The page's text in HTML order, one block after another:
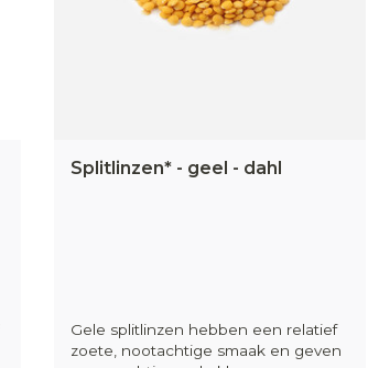
Splitlinzen* - geel - dahl
Gele splitlinzen hebben een relatief
zoete, nootachtige smaak en geven